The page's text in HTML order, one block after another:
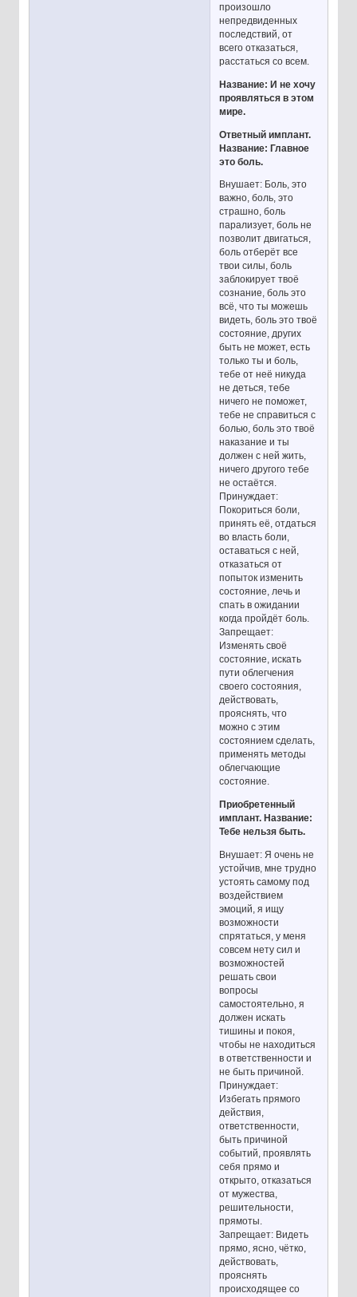
произошло
непредвиденных
последствий, от
всего отказаться,
расстаться со всем.
Название: И не хочу
проявляться в этом
мире.
Ответный имплант.
Название: Главное
это боль.
Внушает: Боль, это
важно, боль, это
страшно, боль
парализует, боль не
позволит двигаться,
боль отберёт все
твои силы, боль
заблокирует твоё
сознание, боль это
всё, что ты можешь
видеть, боль это твоё
состояние, других
быть не может, есть
только ты и боль,
тебе от неё никуда
не деться, тебе
ничего не поможет,
тебе не справиться с
болью, боль это твоё
наказание и ты
должен с ней жить,
ничего другого тебе
не остаётся.
Принуждает:
Покориться боли,
принять её, отдаться
во власть боли,
оставаться с ней,
отказаться от
попыток изменить
состояние, лечь и
спать в ожидании
когда пройдёт боль.
Запрещает:
Изменять своё
состояние, искать
пути облегчения
своего состояния,
действовать,
прояснять, что
можно с этим
состоянием сделать,
применять методы
облегчающие
состояние.
Приобретенный
имплант. Название:
Тебе нельзя быть.
Внушает: Я очень не
устойчив, мне трудно
устоять самому под
воздействием
эмоций, я ищу
возможности
спрятаться, у меня
совсем нету сил и
возможностей
решать свои
вопросы
самостоятельно, я
должен искать
тишины и покоя,
чтобы не находиться
в ответственности и
не быть причиной.
Принуждает:
Избегать прямого
действия,
ответственности,
быть причиной
событий, проявлять
себя прямо и
открыто, отказаться
от мужества,
решительности,
прямоты.
Запрещает: Видеть
прямо, ясно, чётко,
действовать,
прояснять
происходящее со